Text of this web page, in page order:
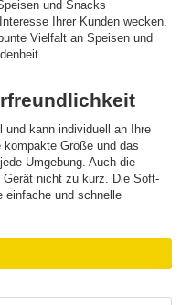
und Snacks
Ihrer Kunden wecken.
Vielfalt an Speisen und
und kann individuell an Ihre
kompakte Größe und das
Umgebung. Auch die
nicht zu kurz. Die Soft-
einfache und schnelle